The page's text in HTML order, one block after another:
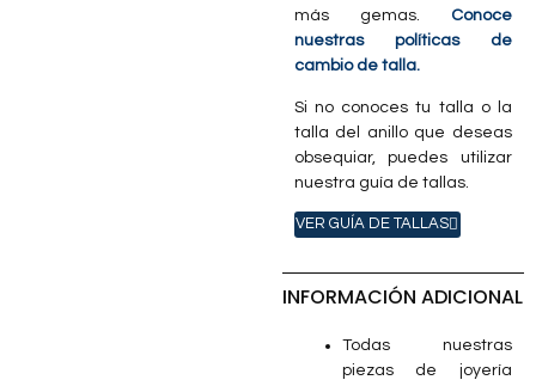
más gemas. Conoce
nuestras políticas de
cambio de talla.
Si no conoces tu talla o la
talla del anillo que deseas
obsequiar, puedes utilizar
nuestra guía de tallas.
VER GUÍA DE TALLAS
INFORMACIÓN ADICIONAL
Todas nuestras
piezas de joyería